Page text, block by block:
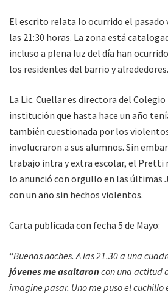
El escrito relata lo ocurrido el pasado
las 21:30 horas. La zona está
incluso a plena luz del día han
los residentes del barrio y alrededores.
La Lic. Cuellar es directora del
institución que hasta hace un año
también cuestionada por los
involucraron a sus alumnos. Sin
trabajo intra y extra escolar, el Pretti
lo anunció con orgullo en las últimas
con un año sin hechos violentos.
Carta publicada con fecha 5 de Mayo:
“Buenas noches. A las 21.30 a una
jóvenes me asaltaroncon una actitud
imagine pasar. Uno me puso el cuchillo